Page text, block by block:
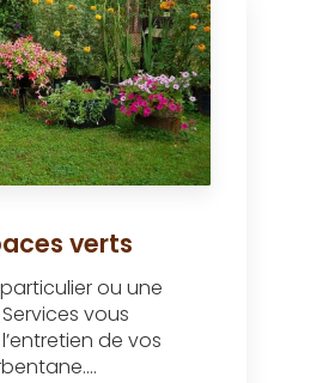
verts
ou une
vous
de vos